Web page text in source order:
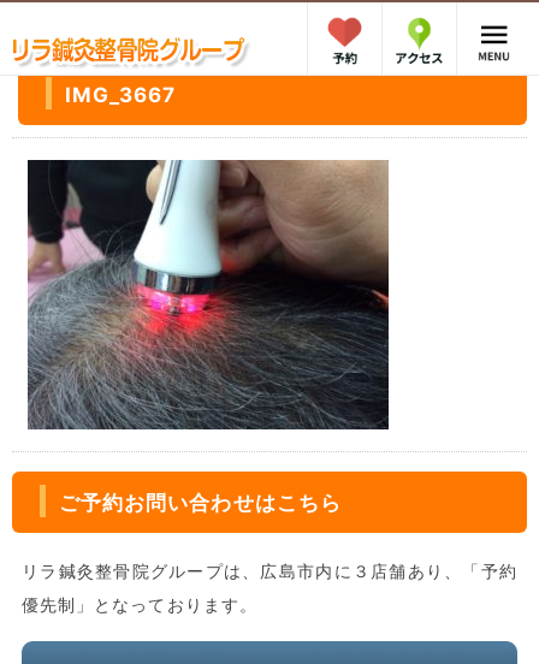
IMG_3667
ご予約お問い合わせはこちら
リラ鍼灸整骨院グループは、広島市内に３店舗あり、「予約
優先制」となっております。